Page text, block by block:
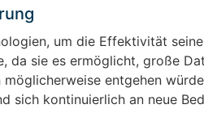
um die Effektivität
da sie es ermöglicht, große
entgehen
sich kontinuierlich an neue